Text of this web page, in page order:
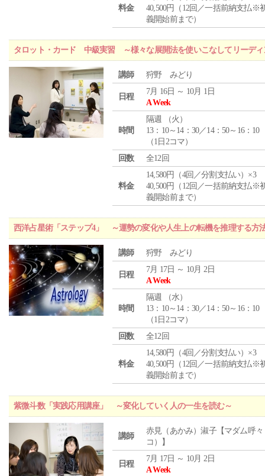
料金
40,500円（12回／一括前納支払※
義開始前まで）
タロット・カード 中級実習 ～様々な展開法を使いこなしてリーディ
講師 狩野 みどり
日程
7月 16日 ～ 10月 1日
A Week
時間
隔週 （火 ）
13：10～14：30／14：50～16：10
（1日2コマ）
回数
全12回
料金
14,580円（4回／分割支払い）×3
40,500円（12回／一括前納支払※
義開始前まで）
西洋占星術「ステップ4」 ～運勢の変化や人生上の転機を推理する方
講師 狩野 みどり
日程
7月 17日 ～ 10月 2日
A Week
時間
隔週 （水）
13：10～14：30／14：50～16：10
（1日2コマ）
回数
全12回
料金
14,580円（4回／分割支払い）×3
40,500円（12回／一括前納支払※
義開始前まで）
紫微斗数「実践応用講座」 ～変化していく人の一生を読む～
講師
赤見（あかみ）淑子【マダム呼々
コ）】
日程
7月 17日 ～ 10月 2日
A Week